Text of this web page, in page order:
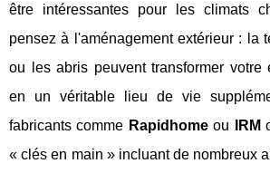
être intéressantes pour les climats
pensez à l'aménagement extérieur : la
ou les abris peuvent transformer votre
en un véritable lieu de vie
fabricants comme Rapidhomeou IRM
« clés en main » incluant de nombreux